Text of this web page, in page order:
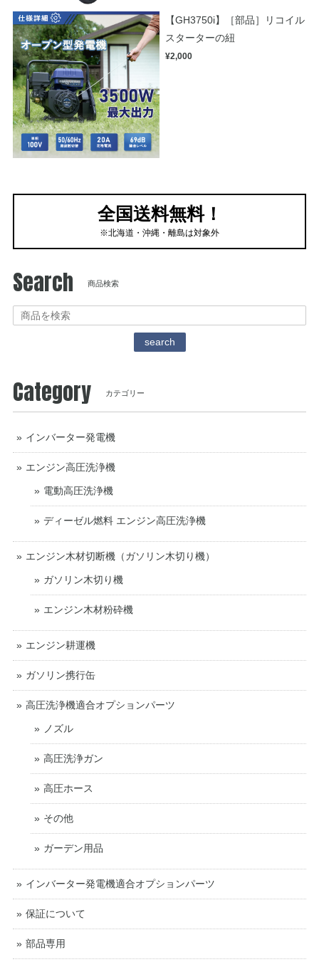
【GH3750i】［部品］リコイル
スターターの紐
¥2,000
全国送料無料！
※北海道・沖縄・離島は対象外
Search 商品検索
search
Category カテゴリー
インバーター発電機
エンジン高圧洗浄機
電動高圧洗浄機
ディーゼル燃料 エンジン高圧洗浄機
エンジン木材切断機（ガソリン木切り機）
ガソリン木切り機
エンジン木材粉砕機
エンジン耕運機
ガソリン携行缶
高圧洗浄機適合オプションパーツ
ノズル
高圧洗浄ガン
高圧ホース
その他
ガーデン用品
インバーター発電機適合オプションパーツ
保証について
部品専用